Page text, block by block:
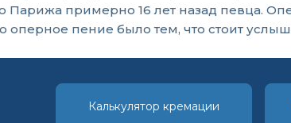
примерно 16 лет назад певца.
пение было тем, что стоит
Калькулятор кремации